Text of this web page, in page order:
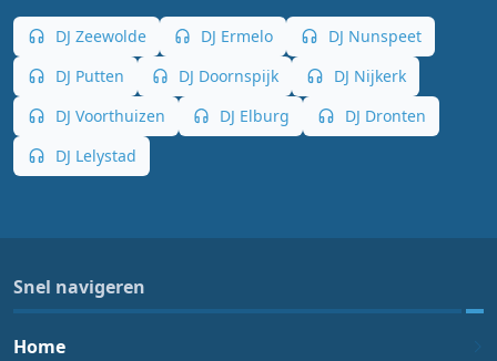
DJ Zeewolde DJ Ermelo
DJ Nunspeet
DJ Putten
DJ Doornspijk
DJ Nijkerk
DJ Voorthuizen
DJ Elburg
DJ Dronten
DJ Lelystad
Snel navigeren
Home